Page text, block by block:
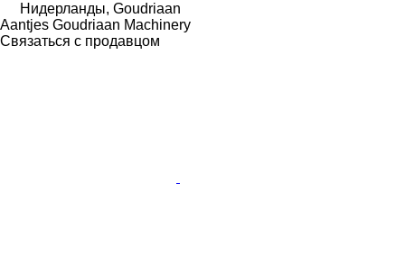
Нидерланды, Goudriaan
Aantjes Goudriaan Machinery
Связаться с продавцом